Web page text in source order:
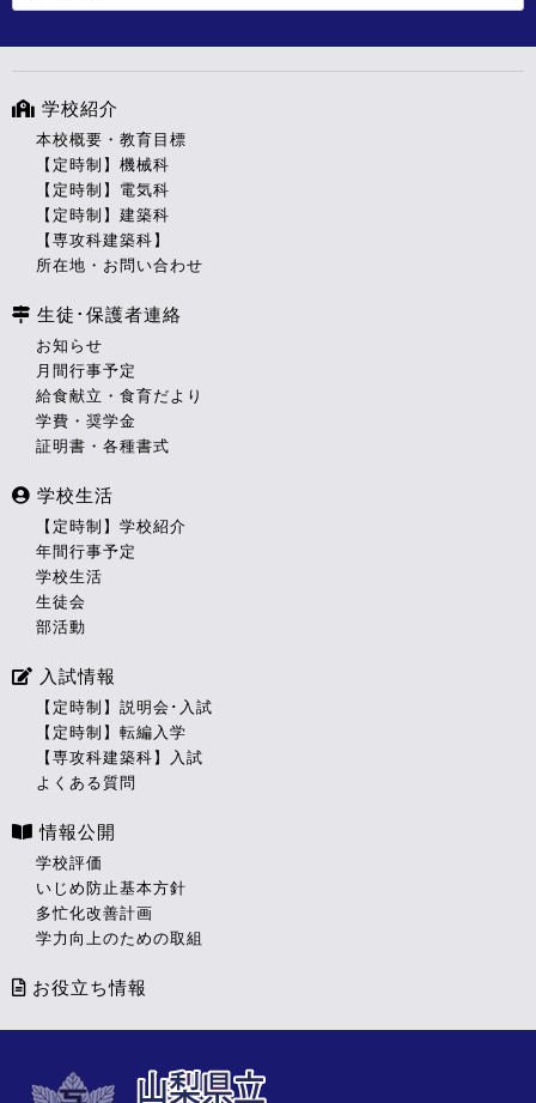
学校紹介
本校概要・教育目標
【定時制】機械科
【定時制】電気科
【定時制】建築科
【専攻科建築科】
所在地・お問い合わせ
生徒･保護者連絡
お知らせ
月間行事予定
給食献立・食育だより
学費・奨学金
証明書・各種書式
学校生活
【定時制】学校紹介
年間行事予定
学校生活
生徒会
部活動
入試情報
【定時制】説明会･入試
【定時制】転編入学
【専攻科建築科】入試
よくある質問
情報公開
学校評価
いじめ防止基本方針
多忙化改善計画
学力向上のための取組
お役立ち情報